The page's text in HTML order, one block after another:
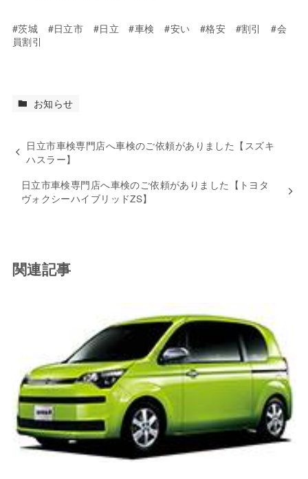
#茨城 #日立市 #日立 #車検 #安い #格安 #割引 #会
員割引
お知らせ
日立市車検専門店へ車検のご依頼がありました【スズキ
ハスラー】
日立市車検専門店へ車検のご依頼がありました【トヨタ
ヴォクシーハイブリッドZS】
関連記事